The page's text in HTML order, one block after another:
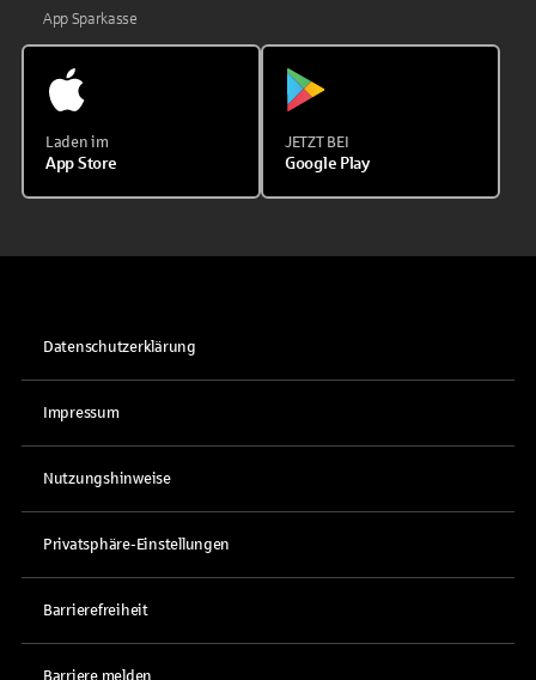
App Sparkasse
Laden im
App Store
JETZT BEI
Google Play
Datenschutzerklärung
Impressum
Nutzungshinweise
Privatsphäre-Einstellungen
Barrierefreiheit
Barriere melden